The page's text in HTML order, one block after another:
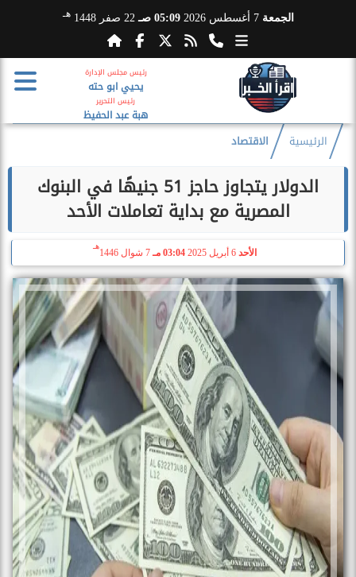
الجمعة 7 أغسطس 2026 05:09 صـ 22 صفر 1448 هـ
رئيس مجلس الإدارة
يحيي ابو حته
رئيس التحرير
هبة عبد الحفيظ
الرئيسية الاقتصاد
الدولار يتجاوز حاجز 51 جنيهًا في البنوك
المصرية مع بداية تعاملات الأحد
الأحد 03:04 مـ 7 شوال 1446
هـ